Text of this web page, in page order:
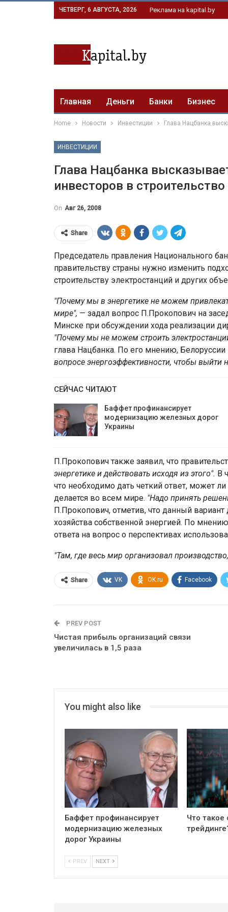
ЧЕТВЕРГ, 6 АВГУСТА, 2026 Реклама на kapital.by
Главная Деньги Банки Бизнес
Home Новости Инвестиции Глава Нацбанка
ИНВЕСТИЦИИ
Глава Нацбанка
инвесторов в
On Авг 26, 2008
Share
Председатель правления Национального
правительству страны нужно изменить
строительству электростанций и других
"Почему мы в энергетике не можем
мире", — задал вопрос П.Прокопович на
Минске при обсуждении хода реализации
"Почему мы не можем строить
глава Нацбанка. По его мнению,
вопросе энергоэффективности, чтобы выйти
СЕЙЧАС ЧИТАЮТ
Бaффет профинансирует
модернизацию железных дорог
Украины
П.Прокопович также заявил, что
энергетике и действовать исходя из этого". В
что необходимо дать четкий ответ, может
делается во всем мире. "Надо принять
П.Прокопович, отметив, что данный
хозяйства собственной энергией. По
ответа на вопрос о перспективах
"Там, где весь мир организовал
Share VK OK.ru Facebook
PREV POST
Чистая прибыль организаций связи
увеличилась в 1,5 раза
You might also like
Бaффет профинансирует
модернизацию железных
дорог Украины
Что такое
PREV NEXT